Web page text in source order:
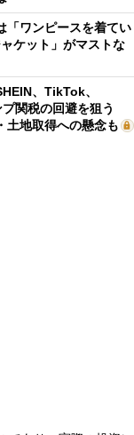
ワンピースを着てい
ケット」がマストな
、TikTok、
関税の回避を狙う
土地取得への懸念も